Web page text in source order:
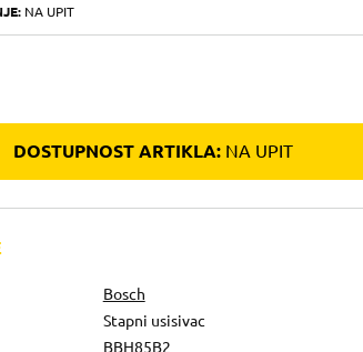
NA UPIT
DOSTUPNOST ARTIKLA:NA UPIT
Bosch
Stapni usisivac
BBH85B2